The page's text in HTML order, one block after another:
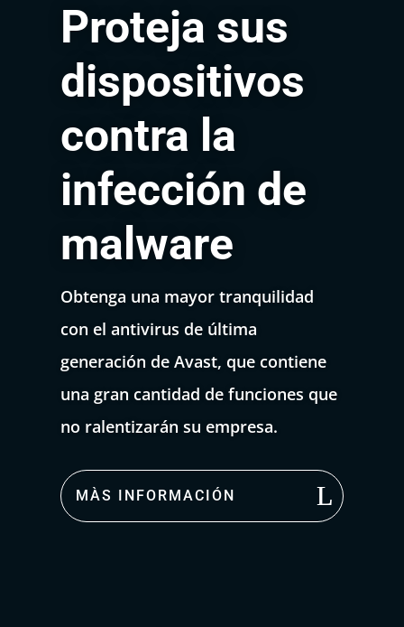
Proteja sus
dispositivos
contra la
infección de
malware
Obtenga una mayor tranquilidad
con el antivirus de última
generación de Avast, que contiene
una gran cantidad de funciones que
no ralentizarán su empresa.
MÀS INFORMACIÓN